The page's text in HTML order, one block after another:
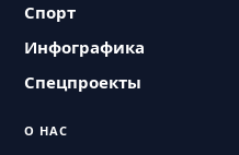
Спорт
Инфографика
Спецпроекты
О НАС